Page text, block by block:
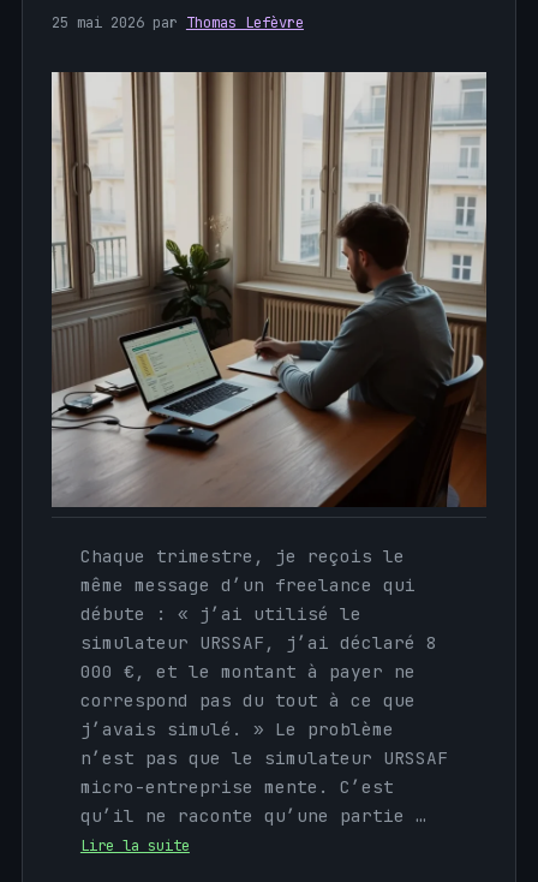
25 mai 2026 par Thomas Lefèvre
Chaque trimestre, je reçois le
même message d’un freelance qui
débute : « j’ai utilisé le
simulateur URSSAF, j’ai déclaré 8
000 €, et le montant à payer ne
correspond pas du tout à ce que
j’avais simulé. » Le problème
n’est pas que le simulateur URSSAF
micro-entreprise mente. C’est
qu’il ne raconte qu’une partie …
Lire la suite